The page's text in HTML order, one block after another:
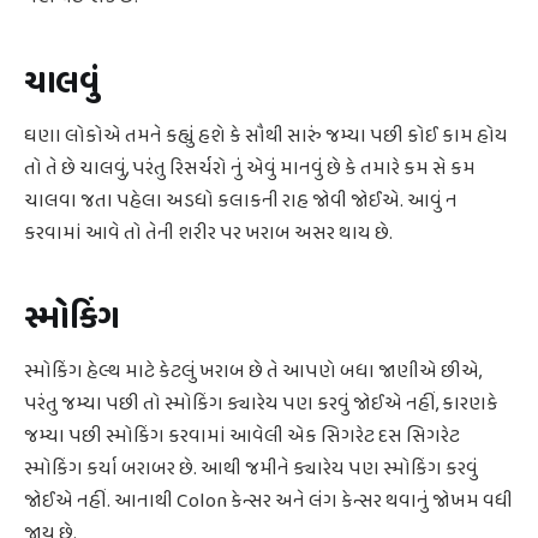
ચાલવું
ઘણા લોકોએ તમને કહ્યું હશે કે સૌથી સારું જમ્યા પછી કોઈ કામ હોય
તો તે છે ચાલવું, પરંતુ રિસર્ચરો નું એવું માનવું છે કે તમારે કમ સે કમ
ચાલવા જતા પહેલા અડધો કલાકની રાહ જોવી જોઈએ. આવું ન
કરવામાં આવે તો તેની શરીર પર ખરાબ અસર થાય છે.
સ્મોકિંગ
સ્મોકિંગ હેલ્થ માટે કેટલું ખરાબ છે તે આપણે બધા જાણીએ છીએ,
પરંતુ જમ્યા પછી તો સ્મોકિંગ ક્યારેય પણ કરવું જોઈએ નહીં, કારણકે
જમ્યા પછી સ્મોકિંગ કરવામાં આવેલી એક સિગરેટ દસ સિગરેટ
સ્મોકિંગ કર્યા બરાબર છે. આથી જમીને ક્યારેય પણ સ્મોકિંગ કરવું
જોઈએ નહીં. આનાથી Colon કેન્સર અને લંગ કેન્સર થવાનું જોખમ વધી